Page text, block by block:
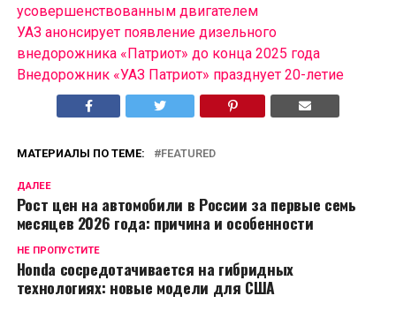
усовершенствованным двигателем
УАЗ анонсирует появление дизельного
внедорожника «Патриот» до конца 2025 года
Внедорожник «УАЗ Патриот» празднует 20-летие
МАТЕРИАЛЫ ПО ТЕМЕ: FEATURED
ДАЛЕЕ
Рост цен на автомобили в России за первые семь
месяцев 2026 года: причина и особенности
НЕ ПРОПУСТИТЕ
Honda сосредотачивается на гибридных
технологиях: новые модели для США